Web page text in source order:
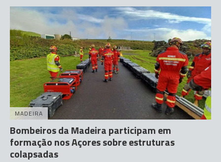
MADEIRA
Bombeiros da Madeira participam em
formação nos Açores sobre estruturas
colapsadas